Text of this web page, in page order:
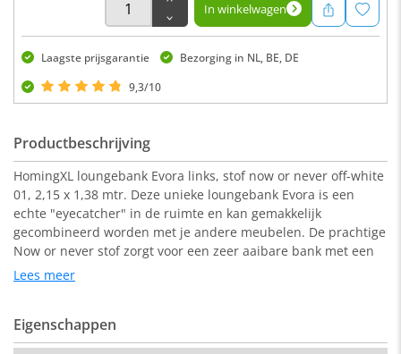
In winkelwagen
Laagste prijsgarantie
Bezorging in NL, BE, DE
9,3/10
Productbeschrijving
HomingXL loungebank Evora links, stof now or never off-white
01, 2,15 x 1,38 mtr. Deze unieke loungebank Evora is een
echte "eyecatcher" in de ruimte en kan gemakkelijk
gecombineerd worden met je andere meubelen. De prachtige
Now or never stof zorgt voor een zeer aaibare bank met een
chique retro uitstraling.
215 x 138 x 76 cm (b x d x h)
Lees meer
Eigenschappen